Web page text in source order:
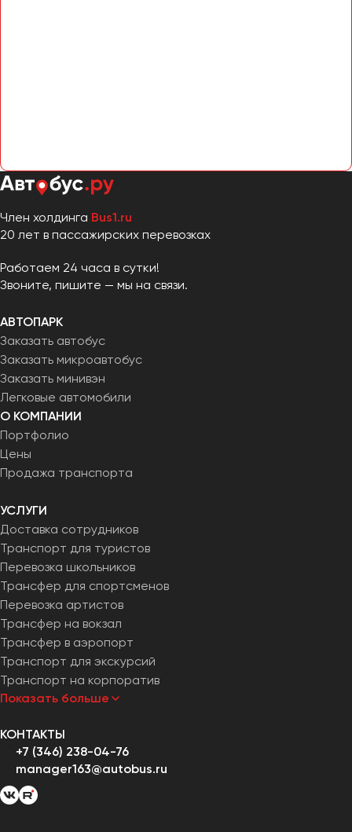
Член холдинга Bus1.ru
20 лет в пассажирских перевозках
Работаем 24 часа в сутки!
Звоните, пишите — мы на связи.
АВТОПАРК
Заказать автобус
Заказать микроавтобус
Заказать минивэн
Легковые автомобили
О КОМПАНИИ
Портфолио
Цены
Продажа транспорта
УСЛУГИ
Доставка сотрудников
Транспорт для туристов
Перевозка школьников
Трансфер для спортсменов
Перевозка артистов
Трансфер на вокзал
Трансфер в аэропорт
Транспорт для экскурсий
Транспорт на корпоратив
Показать больше
КОНТАКТЫ
+7 (346) 238-04-76
manager163@autobus.ru